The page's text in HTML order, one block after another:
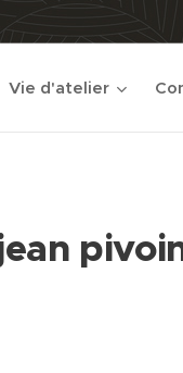
Vie d'atelier